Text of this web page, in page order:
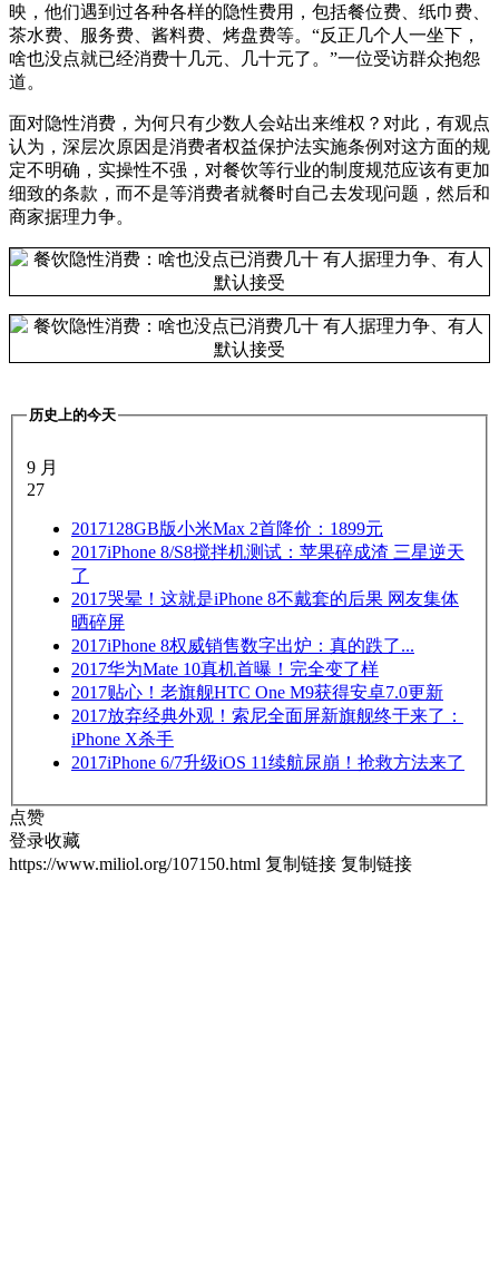
映，他们遇到过各种各样的隐性费用，包括餐位费、纸巾费、
茶水费、服务费、酱料费、烤盘费等。“反正几个人一坐下，
啥也没点就已经消费十几元、几十元了。”一位受访群众抱怨
道。
面对隐性消费，为何只有少数人会站出来维权？对此，有观点
认为，深层次原因是消费者权益保护法实施条例对这方面的规
定不明确，实操性不强，对餐饮等行业的制度规范应该有更加
细致的条款，而不是等消费者就餐时自己去发现问题，然后和
商家据理力争。
历史上的今天
9 月
27
2017128GB版小米Max 2首降价：1899元
2017iPhone 8/S8搅拌机测试：苹果碎成渣 三星逆天
了
2017哭晕！这就是iPhone 8不戴套的后果 网友集体
晒碎屏
2017iPhone 8权威销售数字出炉：真的跌了...
2017华为Mate 10真机首曝！完全变了样
2017贴心！老旗舰HTC One M9获得安卓7.0更新
2017放弃经典外观！索尼全面屏新旗舰终于来了：
iPhone X杀手
2017iPhone 6/7升级iOS 11续航尿崩！抢救方法来了
点赞
登录收藏
https://www.miliol.org/107150.html 复制链接 复制链接